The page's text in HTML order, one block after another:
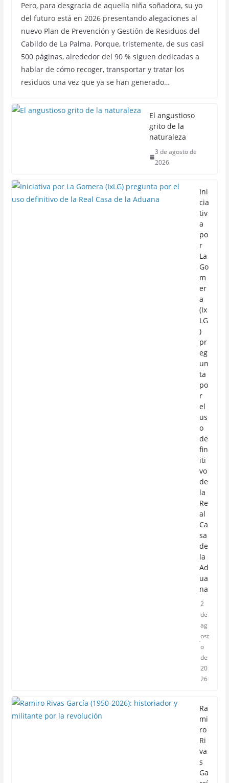
Pero, para desgracia de aquella niña soñadora, su yo
del futuro está en 2026 presentando alegaciones al
nuevo Plan de Prevención y Gestión de Residuos del
Cabildo de La Palma. Porque, tristemente, de sus casi
500 páginas, alrededor del 90 % siguen dedicadas a
hablar de cómo recoger, transportar y tratar los
residuos una vez que ya se han generado…
El angustioso
grito de la
naturaleza
3 de agosto de
2026
Ini
cia
tiv
a
po
r
La
Go
m
er
a
(Ix
LG
)
pr
eg
un
ta
po
r
el
us
o
de
fin
iti
vo
de
la
Re
al
Ca
sa
de
la
Ad
ua
na
2
de
ag
ost
o
de
20
26
Ra
mi
ro
Ri
va
s
Ga